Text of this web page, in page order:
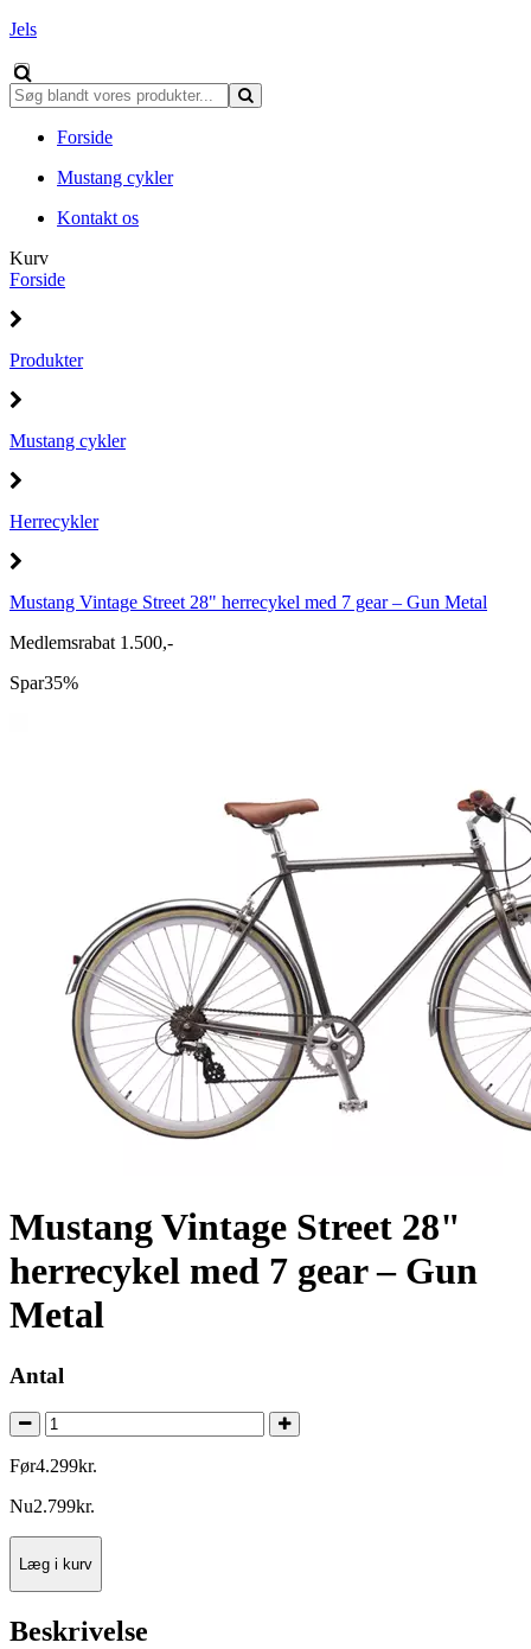
Jels
Forside
Mustang cykler
Kontakt os
Kurv
Forside
Produkter
Mustang cykler
Herrecykler
Mustang Vintage Street 28" herrecykel med 7 gear – Gun Metal
Medlemsrabat 1.500,-
Spar35%
Mustang Vintage Street 28"
herrecykel med 7 gear – Gun
Metal
Antal
Før4.299kr.
Nu2.799kr.
Læg i kurv
Beskrivelse